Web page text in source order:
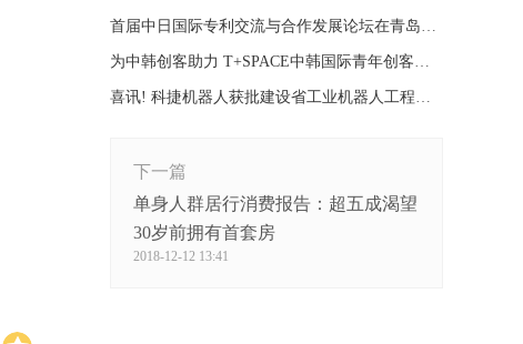
首届中日国际专利交流与合作发展论坛在青岛隆重举行
为中韩创客助力 T+SPACE中韩国际青年创客中心启动
喜讯! 科捷机器人获批建设省工业机器人工程技研中心
下一篇
单身人群居行消费报告：超五成渴望
30岁前拥有首套房
2018-12-12 13:41